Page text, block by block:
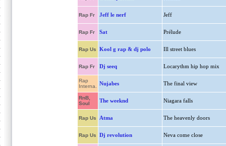
Rap Fr Jeff le nerf Jeff
Rap Fr Sat Prélude
Rap Us Kool g rap & dj polo Ill street blues
Rap Fr Dj seeq Locarythm hip hop mix
Rap
Interna.
Nujabes The final view
RnB,
Soul
The weeknd Niagara falls
Rap Us Atma The heavenly doors
Rap Us Dj revolution Neva come close